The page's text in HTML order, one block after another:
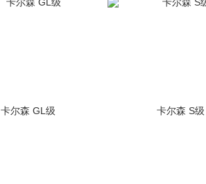
卡尔森 GL级
卡尔森 S级